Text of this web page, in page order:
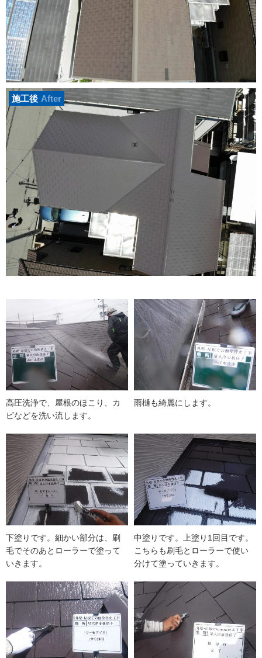
施工後 After
高圧洗浄で、屋根のほこり、カ
ビなどを洗い流します。
雨樋も綺麗にします。
下塗りです。細かい部分は、刷
毛でそのあとローラーで塗って
いきます。
中塗りです。上塗り1回目です。
こちらも刷毛とローラーで使い
分けて塗っていきます。